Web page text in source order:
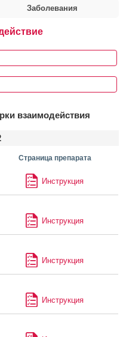
Заболевания
взаимодействия
Страница препарата
Инструкция
Инструкция
Инструкция
Инструкция